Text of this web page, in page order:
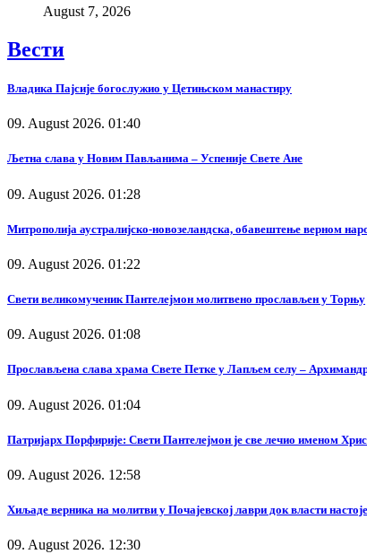
August 7, 2026
Вести
Владика Пајсије богослужио у Цетињском манастиру
09. August 2026. 01:40
Љетна слава у Новим Пављанима – Успеније Свете Ане
09. August 2026. 01:28
Митрополија аустралијско-новозеландска, обавештење верном
09. August 2026. 01:22
Свети великомученик Пантелејмон молитвено прослављен у Торњу
09. August 2026. 01:08
Прослављена слава храма Свете Петке у Лапљем селу –
09. August 2026. 01:04
Патријарх Порфирије: Свети Пантелејмон је све лечио именом
09. August 2026. 12:58
Хиљаде верника на молитви у Почајевској лаври док власти
09. August 2026. 12:30